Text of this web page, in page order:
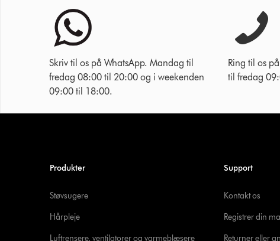
Skriv til os på WhatsApp. Mandag til
fredag 08:00 til 20:00 og i weekenden
09:00 til 18:00.
Ring til os
til fredag
Produkter
Støvsugere
Hårpleje
Luftrensere, ventilatorer og varmeblæsere
Support
Kontakt os
Registrer din
Returner eller